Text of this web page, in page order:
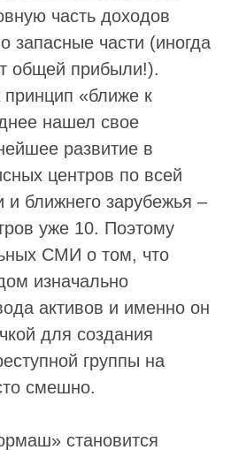
часть доходов
запасные части (иногда
общей прибыли!).
«ближе к
нашел свое
развитие в
центров по всей
и ближнего зарубежья –
уже 10. Поэтому
СМИ о том, что
изначально
активов и именно он
для создания
группы на
смешно.
становится